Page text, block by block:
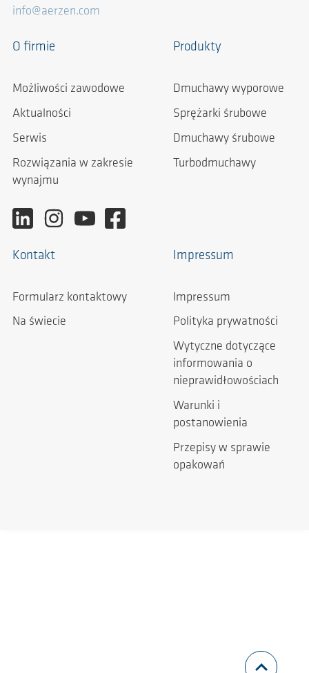
info@aerzen.com
O firmie
Możliwości zawodowe
Aktualności
Serwis
Rozwiązania w zakresie
wynajmu
Produkty
Dmuchawy wyporowe
Sprężarki śrubowe
Dmuchawy śrubowe
Turbodmuchawy
Kontakt
Formularz kontaktowy
Na świecie
Impressum
Impressum
Polityka prywatności
Wytyczne dotyczące
informowania o
nieprawidłowościach
Warunki i
postanowienia
Przepisy w sprawie
opakowań